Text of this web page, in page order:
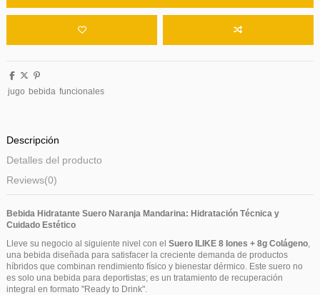
jugo bebida funcionales
Descripción
Detalles del producto
Reviews(0)
Bebida Hidratante Suero Naranja Mandarina: Hidratación Técnica y
Cuidado Estético
Lleve su negocio al siguiente nivel con el Suero ILIKE 8 Iones + 8g Colágeno,
una bebida diseñada para satisfacer la creciente demanda de productos
híbridos que combinan rendimiento físico y bienestar dérmico. Este suero no
es solo una bebida para deportistas; es un tratamiento de recuperación
integral en formato "Ready to Drink".